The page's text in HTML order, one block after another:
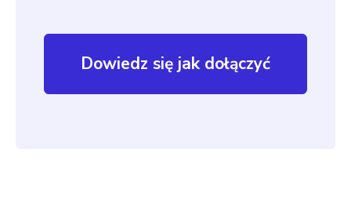
Dowiedz się jak dołączyć